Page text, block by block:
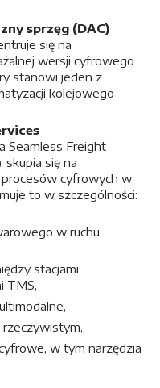
sprzęg (DAC)
się na
wersji cyfrowego
stanowi jeden z
kolejowego
Seamless Freight
skupia się na
cyfrowych w
to w szczególności:
w ruchu
stacjami
TMS,
rzeczywistym,
w tym narzędzia